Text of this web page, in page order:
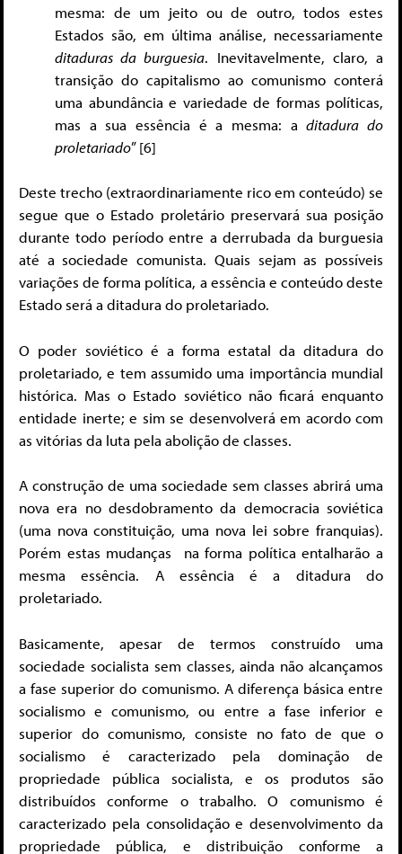
mesma: de um jeito ou de outro, todos estes
Estados são, em última análise, necessariamente
ditaduras da burguesia. Inevitavelmente, claro, a
transição do capitalismo ao comunismo conterá
uma abundância e variedade de formas políticas,
mas a sua essência é a mesma: aditadura do
proletariado” [6]
Deste trecho (extraordinariamente rico em conteúdo) se
segue que o Estado proletário preservará sua posição
durante todo período entre a derrubada da burguesia
até a sociedade comunista. Quais sejam as possíveis
variações de forma política, a essência e conteúdo deste
Estado será a ditadura do proletariado.
O poder soviético é a forma estatal da ditadura do
proletariado, e tem assumido uma importância mundial
histórica. Mas o Estado soviético não ficará enquanto
entidade inerte; e sim se desenvolverá em acordo com
as vitórias da luta pela abolição de classes.
A construção de uma sociedade sem classes abrirá uma
nova era no desdobramento da democracia soviética
(uma nova constituição, uma nova lei sobre franquias).
Porém estas mudanças na forma política entalharão a
mesma essência. A essência é a ditadura do
proletariado.
Basicamente, apesar de termos construído uma
sociedade socialista sem classes, ainda não alcançamos
a fase superior do comunismo. A diferença básica entre
socialismo e comunismo, ou entre a fase inferior e
superior do comunismo, consiste no fato de que o
socialismo é caracterizado pela dominação de
propriedade pública socialista, e os produtos são
distribuídos conforme o trabalho. O comunismo é
caracterizado pela consolidação e desenvolvimento da
propriedade pública, e distribuição conforme a